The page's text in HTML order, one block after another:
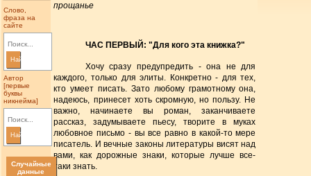
Слово,
фраза на
сайте
Найти
Автор
[первые
буквы
никнейма]
Найти
Случайные
данные
прощанье
ЧАС ПЕРВЫЙ: "Для кого эта книжка?"
Хочу сразу предупредить - она не для
каждого, только для элиты. Конкретно - для тех,
кто умеет писать. Зато любому грамотному она,
надеюсь, принесет хоть скромную, но пользу. Не
важно, начинаете вы роман, заканчиваете
рассказ, задумываете пьесу, творите в муках
любовное письмо - вы все равно в какой-то мере
писатель. И вечные законы литературы висят над
вами, как дорожные знаки, которые лучше все-
таки знать.